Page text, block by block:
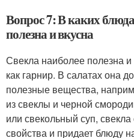
Вопрос 7: В каких
полезна и вкусна
Свекла наиболее полезна и
как гарнир. В салатах она
полезные вещества,
из свеклы и черной
или свекольный суп,
свойства и придает блюду